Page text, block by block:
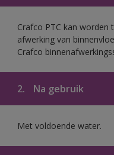
Crafco PTC kan
afwerking van
Crafco
2. Na gebruik
Met voldoende water.